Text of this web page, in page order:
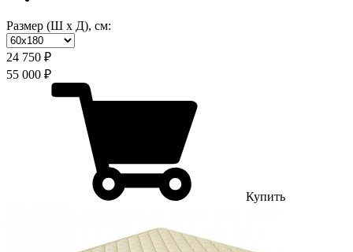
Размер (Ш х Д), см:
24 750 ₽
55 000 ₽
Купить